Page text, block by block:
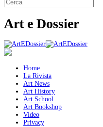
Art e Dossier
Home
La Rivista
Art News
Art History
Art School
Art Bookshop
Video
Privacy